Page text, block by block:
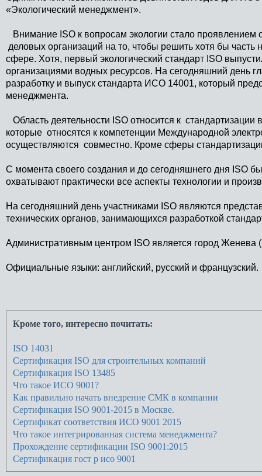
«Экологический менеджмент».
Внимание ISO к вопросам экологии стало проявлением
деловых организаций на то, чтобы решить хотя бы
сфере. Хотя, первый экологический стандарт ISO
организациями водных ресурсов. На сегодняшний день
разработку и выпуск стандарта ИСО 14001, который
менеджмента.
Область деятельности ISO относится к стандартизации
которые относятся к компетенции Международной
осуществляются совместно. Кроме сферы
С момента своего создания и до сегодняшнего дня ISO
охватывают практически все аспекты технологии и
На сегодняшний день участниками ISO являются
технических органов, занимающихся разработкой
Административным центром ISO является город Женева
Официальные языки: английский, русский и французский.
Кроме того, интересно почитать:
ISO 14031
Сертификация ISO для строительных компаний
Сертификация ISO 13485
Что такое ИСО 9001?
Как правильно начать внедрение СМК в компании
Сертификация ISO 9001-2015 в Москве.
Сертификат соответствия ИСО 9001 2015
Что такое интегрированная система менеджмента?
Прохождение сертификации ISO 9001:2015
Сертификация гост р исо 9001